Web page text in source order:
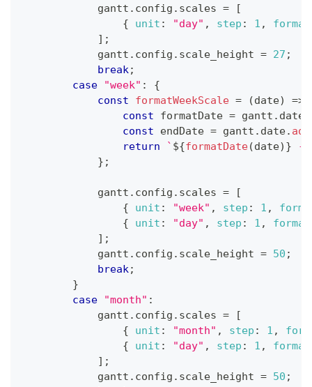
            gantt
. config . scales =
[
{
unit : "day" , step : 1 , format
] ;
            gantt
. config . scale_height = 27 ;
break;
case
"week" :
{
const
formatWeekScale = (date) =>
const formatDate = gantt . date
const endDate = gantt . date. add
return
` ${formatDate(date) } -
} ;
            gantt
. config . scales =
[
{
unit : "week" , step : 1 ,
{
unit : "day" , step : 1 , format
] ;
            gantt
. config . scale_height = 50 ;
break;
}
case
"month" :
            gantt
. config . scales =
[
{
unit : "month" , step : 1 ,
{
unit : "day" , step : 1 , format
] ;
            gantt
. config . scale_height = 50 ;